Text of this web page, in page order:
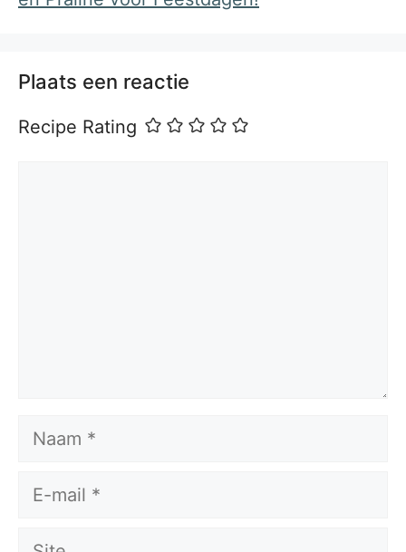
Plaats een reactie
Recipe Rating
Naam
E-
Site